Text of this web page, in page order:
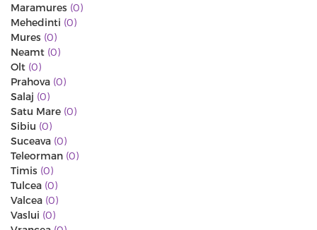
Maramures (0)
Mehedinti (0)
Mures (0)
Neamt (0)
Olt (0)
Prahova (0)
Salaj (0)
Satu Mare (0)
Sibiu (0)
Suceava (0)
Teleorman (0)
Timis (0)
Tulcea (0)
Valcea (0)
Vaslui (0)